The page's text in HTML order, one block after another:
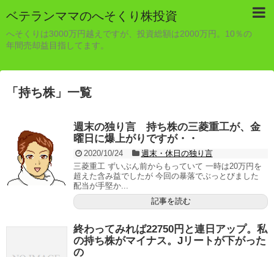
ベテランママのへそくり株投資
へそくりは3000万円越えですが、投資総額は2000万円。10％の
年間売却益目指してます。
「 持ち株 」 一覧
週末の独り言 持ち株の三菱重工が、金
曜日に爆上がりですが・・
2020/10/24
週末・休日の独り言
三菱重工 ずいぶん前からもっていて 一時は20万円を
超えた含み益でしたが 今回の暴落でぶっとびました
配当が手堅か...
記事を読む
終わってみれば22750円と連日アップ。私
の持ち株がマイナス。Jリートが下がった
の